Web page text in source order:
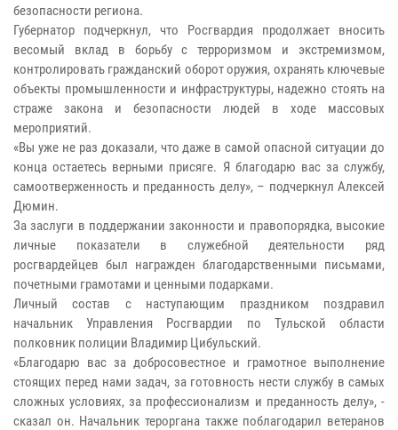
безопасности региона.
Губернатор подчеркнул, что Росгвардия продолжает вносить
весомый вклад в борьбу с терроризмом и экстремизмом,
контролировать гражданский оборот оружия, охранять ключевые
объекты промышленности и инфраструктуры, надежно стоять на
страже закона и безопасности людей в ходе массовых
мероприятий.
«Вы уже не раз доказали, что даже в самой опасной ситуации до
конца остаетесь верными присяге. Я благодарю вас за службу,
самоотверженность и преданность делу», – подчеркнул Алексей
Дюмин.
За заслуги в поддержании законности и правопорядка, высокие
личные показатели в служебной деятельности ряд
росгвардейцев был награжден благодарственными письмами,
почетными грамотами и ценными подарками.
Личный состав с наступающим праздником поздравил
начальник Управления Росгвардии по Тульской области
полковник полиции Владимир Цибульский.
«Благодарю вас за добросовестное и грамотное выполнение
стоящих перед нами задач, за готовность нести службу в самых
сложных условиях, за профессионализм и преданность делу», -
сказал он. Начальник тероргана также поблагодарил ветеранов